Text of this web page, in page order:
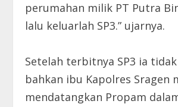
perumahan milik PT Putra
lalu keluarlah SP3.” ujarnya.
Setelah terbitnya SP3 ia
bahkan ibu Kapolres Sragen
mendatangkan Propam